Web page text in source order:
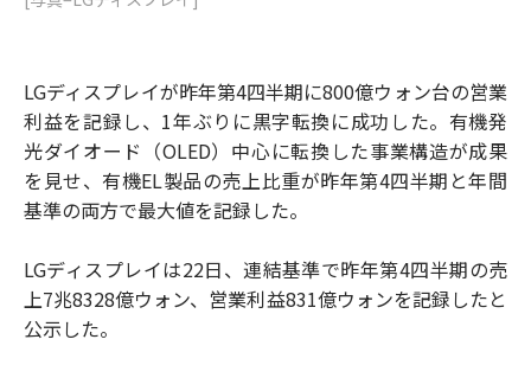
LGディスプレイが昨年第4四半期に800億ウォン台の営業
利益を記録し、1年ぶりに黒字転換に成功した。有機発
光ダイオード（OLED）中心に転換した事業構造が成果
を見せ、有機EL製品の売上比重が昨年第4四半期と年間
基準の両方で最大値を記録した。
LGディスプレイは22日、連結基準で昨年第4四半期の売
上7兆8328億ウォン、営業利益831億ウォンを記録したと
公示した。